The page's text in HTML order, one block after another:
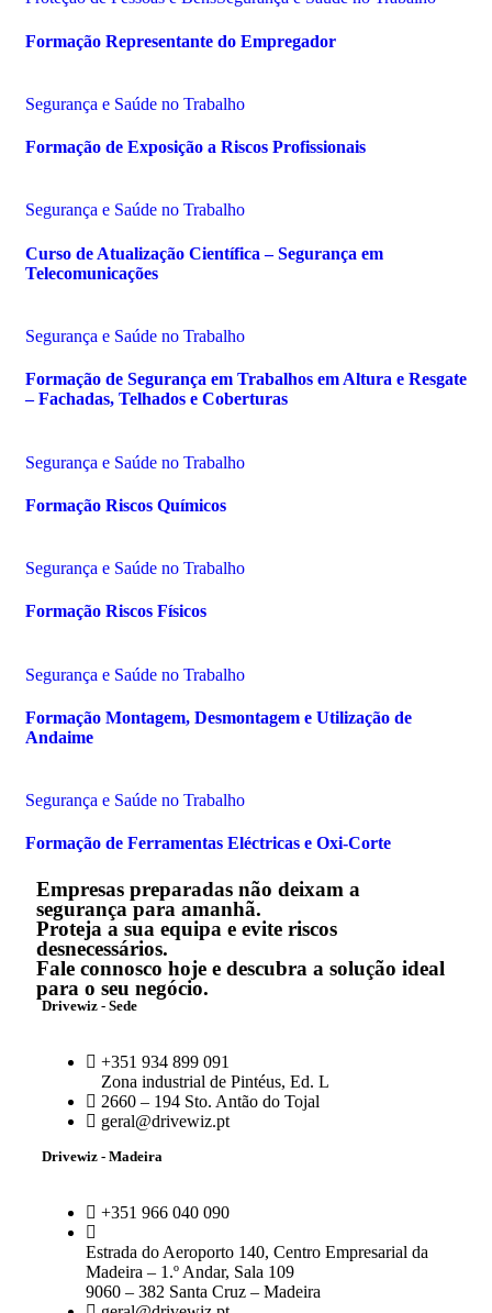
Formação Representante do Empregador
Segurança e Saúde no Trabalho
Formação de Exposição a Riscos Profissionais
Segurança e Saúde no Trabalho
Curso de Atualização Científica – Segurança em
Telecomunicações
Segurança e Saúde no Trabalho
Formação de Segurança em Trabalhos em Altura e Resgate
– Fachadas, Telhados e Coberturas
Segurança e Saúde no Trabalho
Formação Riscos Químicos
Segurança e Saúde no Trabalho
Formação Riscos Físicos
Segurança e Saúde no Trabalho
Formação Montagem, Desmontagem e Utilização de
Andaime
Segurança e Saúde no Trabalho
Formação de Ferramentas Eléctricas e Oxi-Corte
Empresas preparadas não deixam a
segurança para amanhã.
Proteja a sua equipa e evite riscos
desnecessários.
Fale connosco hoje e descubra a solução ideal
para o seu negócio.
Drivewiz - Sede
+351 934 899 091
Zona industrial de Pintéus, Ed. L
2660 – 194 Sto. Antão do Tojal
geral@drivewiz.pt
Drivewiz - Madeira
+351 966 040 090
Estrada do Aeroporto 140, Centro Empresarial da
Madeira – 1.º Andar, Sala 109
9060 – 382 Santa Cruz – Madeira